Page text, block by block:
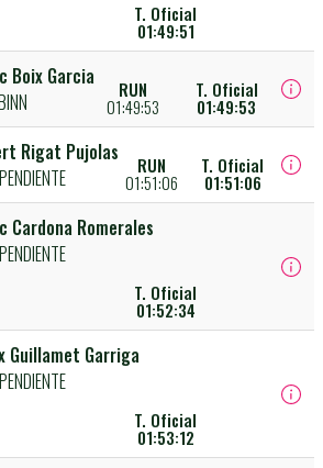
T. Oficial
01:49:51
Boix Garcia
RUN
01:49:53
T. Oficial
01:49:53
Rigat Pujolas
RUN
01:51:06
T. Oficial
01:51:06
Cardona Romerales
T. Oficial
01:52:34
Guillamet Garriga
T. Oficial
01:53:12